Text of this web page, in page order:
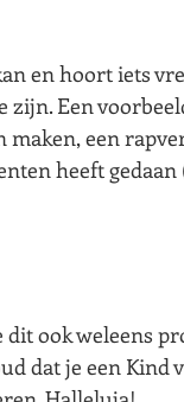
en hoort iets
zijn. Een
maken, een
heeft
ook weleens
dat je een Kind